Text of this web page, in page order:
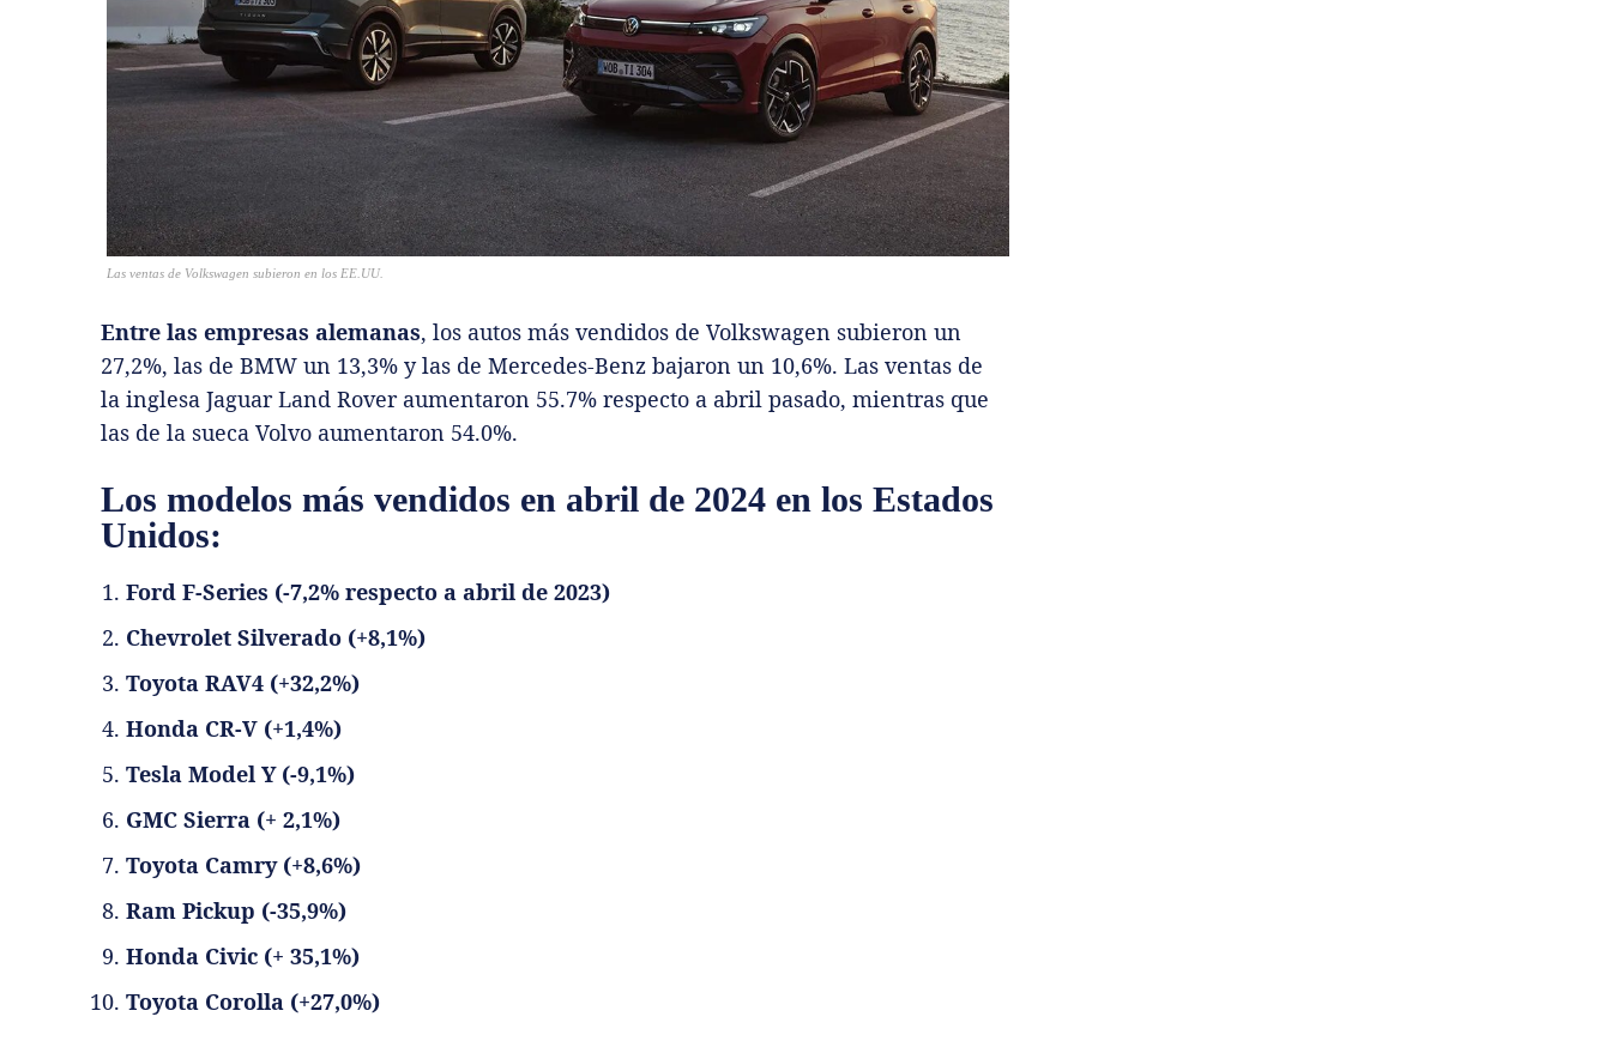
Las ventas de Volkswagen subieron en los EE.UU.
Entre las empresas alemanas, los autos más vendidos de Volkswagen subieron un
27,2%, las de BMW un 13,3% y las de Mercedes-Benz bajaron un 10,6%. Las ventas de
la inglesa Jaguar Land Rover aumentaron 55.7% respecto a abril pasado, mientras que
las de la sueca Volvo aumentaron 54.0%.
Los modelos más vendidos en abril de 2024 en los Estados
Unidos:
Ford F-Series (-7,2% respecto a abril de 2023)
Chevrolet Silverado (+8,1%)
Toyota RAV4 (+32,2%)
Honda CR-V (+1,4%)
Tesla Model Y (-9,1%)
GMC Sierra (+ 2,1%)
Toyota Camry (+8,6%)
Ram Pickup (-35,9%)
Honda Civic (+ 35,1%)
Toyota Corolla (+27,0%)